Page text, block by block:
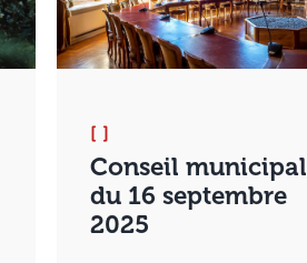
[ ]
Conseil municipal
du 16 septembre
2025